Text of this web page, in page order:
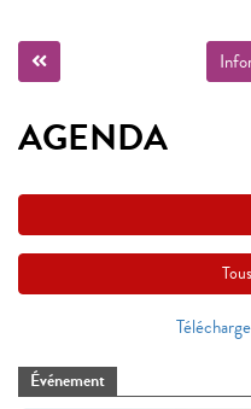
AGENDA
Événement